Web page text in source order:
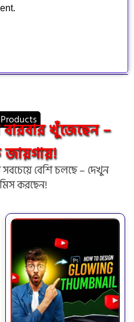
খুঁজেছেন –
বেশি চলছে – দেখুন
করছেন!